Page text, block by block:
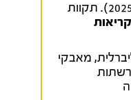
לשם, רותם (2025). תקוות
קריאות
, מאבקי
רשתות